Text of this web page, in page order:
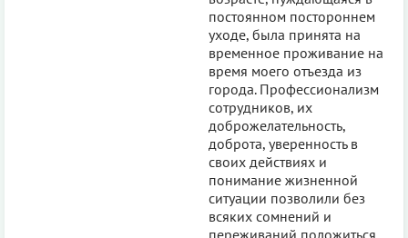
постоянном постороннем
уходе, была принята на
временное проживание на
время моего отъезда из
города. Профессионализм
сотрудников, их
доброжелательность,
доброта, уверенность в
своих действиях и
понимание жизненной
ситуации позволили без
всяких сомнений и
переживаний положиться